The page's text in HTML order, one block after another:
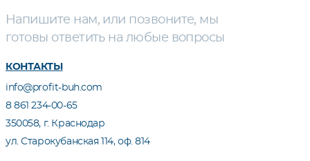
Напишите нам, или позвоните, мы
готовы ответить на любые вопросы
КОНТАКТЫ
info@profit-buh.com
8 861 234-00-65
350058, г. Краснодар
ул. Старокубанская 114, оф. 814